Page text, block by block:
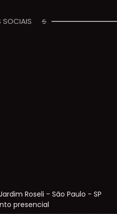
SOCIAIS
Roseli - São Paulo - SP
presencial